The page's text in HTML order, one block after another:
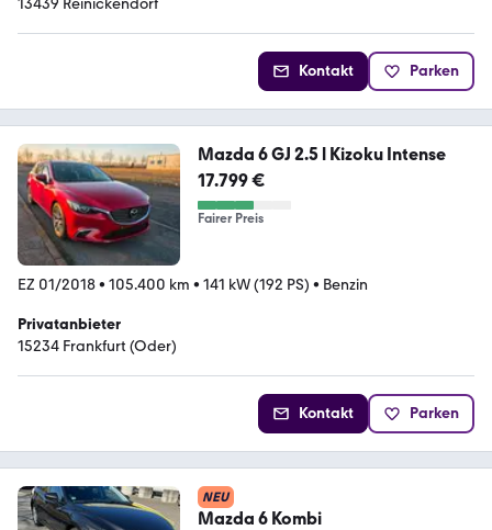
13439 Reinickendorf
Kontakt Parken
Mazda 6 GJ 2.5 l Kizoku Intense
17.799 €
Fairer Preis
EZ 01/2018• 105.400 km • 141 kW (192 PS) • Benzin
Privatanbieter
15234 Frankfurt (Oder)
Kontakt Parken
NEU
Mazda 6 Kombi